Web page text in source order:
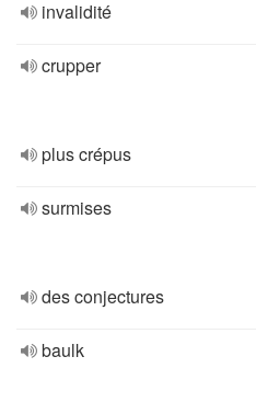
invalidité
crupper
plus crépus
surmises
des conjectures
baulk